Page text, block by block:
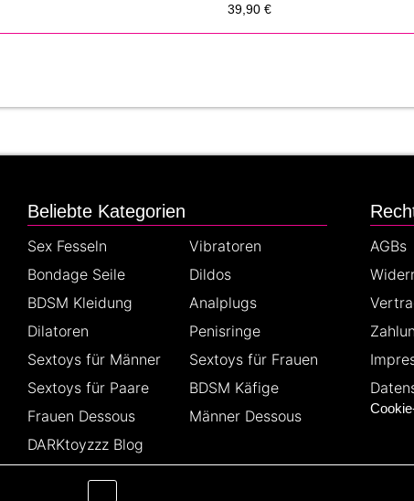
39,90 €
Beliebte Kategorien
Sex Fesseln
Bondage Seile
BDSM Kleidung
Dilatoren
Sextoys für Männer
Sextoys für Paare
Frauen Dessous
DARKtoyzzz Blog
Vibratoren
Dildos
Analplugs
Penisringe
Sextoys für Frauen
BDSM Käfige
Männer Dessous
AGBs